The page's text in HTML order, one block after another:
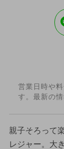
営業日時や
す。最新の
親子そろって
レジャー。大